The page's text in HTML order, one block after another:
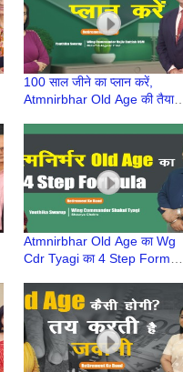
100 साल जीने का प्लान करें,
Atmnirbhar Old Age की तैयारी
Retire hone ke
Atmnirbhar Old Age का Wg
Cdr Tyagi का 4 Step Formula
Atmnirbhar Old Age की तैयारी